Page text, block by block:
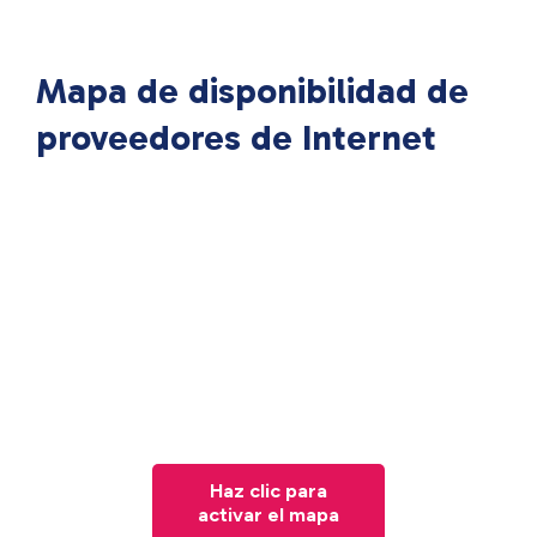
Mapa de disponibilidad de
proveedores de Internet
Haz clic para
activar el mapa